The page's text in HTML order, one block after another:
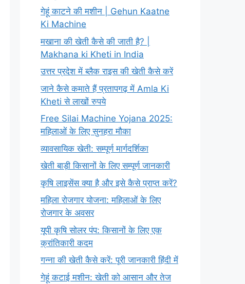
गेहूं काटने की मशीन | Gehun Kaatne
Ki Machine
मखाना की खेती कैसे की जाती है? |
Makhana ki Kheti in India
उत्तर प्रदेश में ब्लैक राइस की खेती कैसे करें
जाने कैसे कमाते हैं प्रतापगढ़ में Amla Ki
Kheti से लाखों रुपये
Free Silai Machine Yojana 2025:
महिलाओं के लिए सुनहरा मौका
व्यावसायिक खेती: सम्पूर्ण मार्गदर्शिका
खेती बाड़ी किसानों के लिए सम्पूर्ण जानकारी
कृषि लाइसेंस क्या है और इसे कैसे प्राप्त करें?
महिला रोजगार योजना: महिलाओं के लिए
रोजगार के अवसर
यूपी कृषि सोलर पंप: किसानों के लिए एक
क्रांतिकारी कदम
गन्ना की खेती कैसे करें: पूरी जानकारी हिंदी में
गेहूं कटाई मशीन: खेती को आसान और तेज